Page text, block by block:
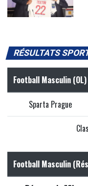
RÉSULTATS
Football Masculin (OL)
Sparta Prague
Football Masculin